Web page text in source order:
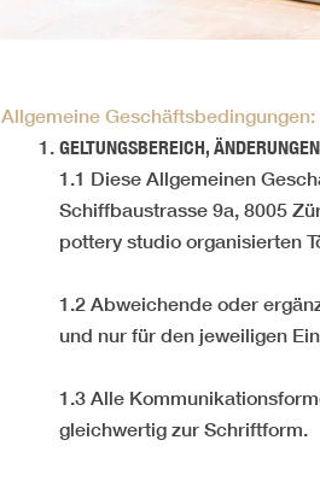
Allgemeine Geschäftsbedingungen:
GELTUNGSBEREICH,
1.1 Diese Allgemeinen
Schiffbaustrasse 9a, 8005
pottery studio organisierten
1.2 Abweichende oder
und nur für den jeweiligen
1.3 Alle
gleichwertig zur Schriftform.